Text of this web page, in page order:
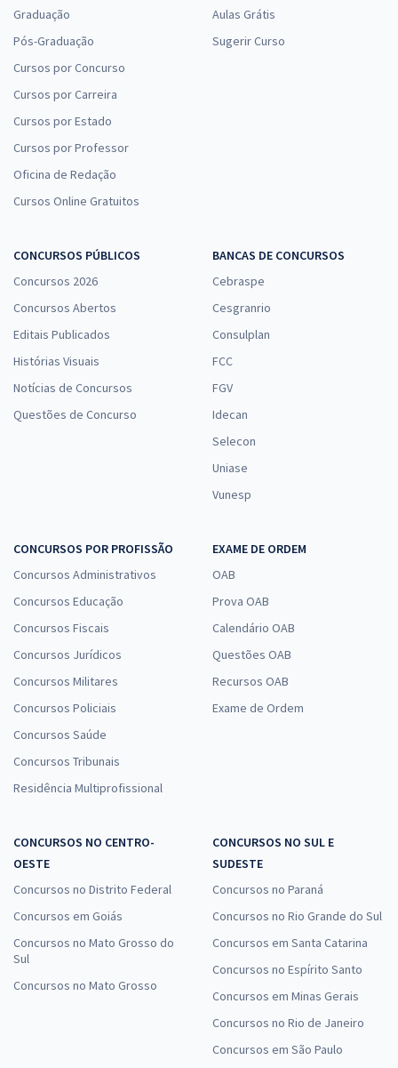
Graduação
Pós-Graduação
Cursos por Concurso
Cursos por Carreira
Cursos por Estado
Cursos por Professor
Oficina de Redação
Cursos Online Gratuitos
Aulas Grátis
Sugerir Curso
CONCURSOS PÚBLICOS
Concursos 2026
Concursos Abertos
Editais Publicados
Histórias Visuais
Notícias de Concursos
Questões de Concurso
BANCAS DE CONCURSOS
Cebraspe
Cesgranrio
Consulplan
FCC
FGV
Idecan
Selecon
Uniase
Vunesp
CONCURSOS POR PROFISSÃO
Concursos Administrativos
Concursos Educação
Concursos Fiscais
Concursos Jurídicos
Concursos Militares
Concursos Policiais
Concursos Saúde
Concursos Tribunais
Residência Multiprofissional
EXAME DE ORDEM
OAB
Prova OAB
Calendário OAB
Questões OAB
Recursos OAB
Exame de Ordem
CONCURSOS NO CENTRO-
OESTE
Concursos no Distrito Federal
Concursos em Goiás
Concursos no Mato Grosso do
Sul
Concursos no Mato Grosso
CONCURSOS NO SUL E
SUDESTE
Concursos no Paraná
Concursos no Rio Grande do Sul
Concursos em Santa Catarina
Concursos no Espírito Santo
Concursos em Minas Gerais
Concursos no Rio de Janeiro
Concursos em São Paulo